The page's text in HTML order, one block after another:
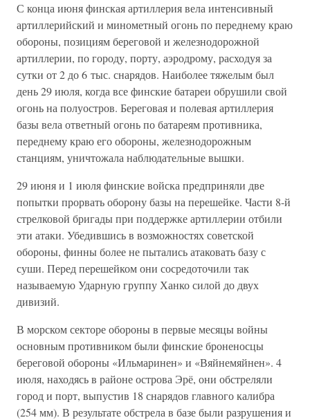
С конца июня финская артиллерия вела интенсивный
артиллерийский и минометный огонь по переднему краю
обороны, позициям береговой и железнодорожной
артиллерии, по городу, порту, аэродрому, расходуя за
сутки от 2 до 6 тыс. снарядов. Наиболее тяжелым был
день 29 июля, когда все финские батареи обрушили свой
огонь на полуостров. Береговая и полевая артиллерия
базы вела ответный огонь по батареям противника,
переднему краю его обороны, железнодорожным
станциям, уничтожала наблюдательные вышки.
29 июня и 1 июля финские войска предприняли две
попытки прорвать оборону базы на перешейке. Части 8-й
стрелковой бригады при поддержке артиллерии отбили
эти атаки. Убедившись в возможностях советской
обороны, финны более не пытались атаковать базу с
суши. Перед перешейком они сосредоточили так
называемую Ударную группу Ханко силой до двух
дивизий.
В морском секторе обороны в первые месяцы войны
основным противником были финские броненосцы
береговой обороны «Ильмаринен» и «Вяйнемяйнен». 4
июля, находясь в районе острова Эрё, они обстреляли
город и порт, выпустив 18 снарядов главного калибра
(254 мм). В результате обстрела в базе были разрушения и